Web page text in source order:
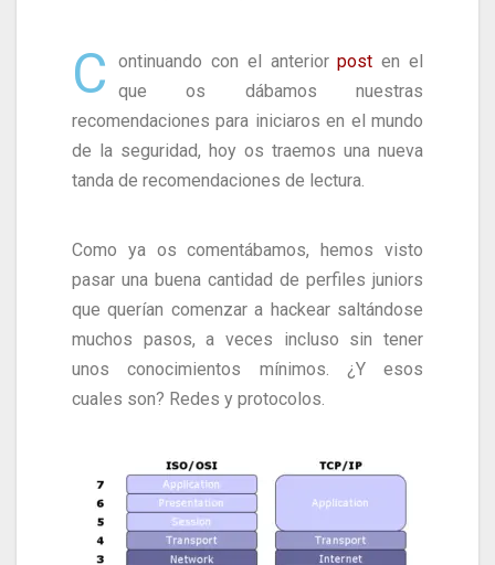
C ontinuando con el anteriorpost en el
que os dábamos nuestras
recomendaciones para iniciaros en el mundo
de la seguridad, hoy os traemos una nueva
tanda de recomendaciones de lectura.
Como ya os comentábamos, hemos visto
pasar una buena cantidad de perfiles juniors
que querían comenzar a hackear saltándose
muchos pasos, a veces incluso sin tener
unos conocimientos mínimos. ¿Y esos
cuales son? Redes y protocolos.